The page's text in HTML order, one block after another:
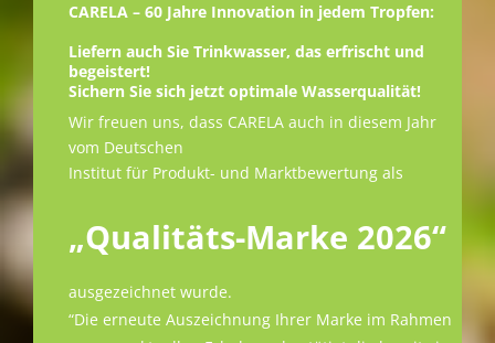
CARELA – 60 Jahre Innovation in jedem Tropfen:
Liefern auch Sie Trinkwasser, das erfrischt und
begeistert!
Sichern Sie sich jetzt optimale Wasserqualität!
Wir freuen uns, dass CARELA auch in diesem Jahr
vom Deutschen
Institut für Produkt- und Marktbewertung als
„Qualitäts-Marke 2026“
ausgezeichnet wurde.
“Die erneute Auszeichnung Ihrer Marke im Rahmen